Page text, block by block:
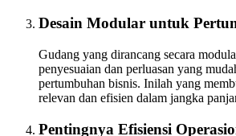
Desain Modular untuk
Gudang yang dirancang secara
penyesuaian dan perluasan yang
pertumbuhan bisnis. Inilah yang
relevan dan efisien dalam jangka
Pentingnya Efisiensi